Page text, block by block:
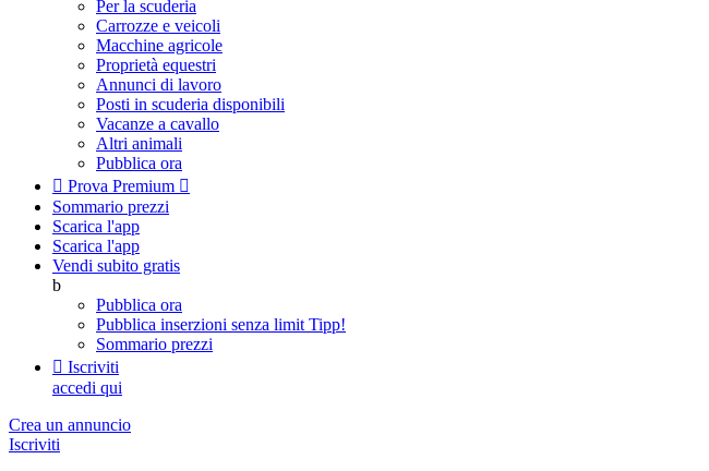
Per la scuderia
Carrozze e veicoli
Macchine agricole
Proprietà equestri
Annunci di lavoro
Posti in scuderia disponibili
Vacanze a cavallo
Altri animali
Pubblica ora
 Prova Premium 
Sommario prezzi
Scarica l'app
Scarica l'app
Vendi subito gratis
b
Pubblica ora
Pubblica inserzioni senza limit Tipp!
Sommario prezzi
 Iscriviti
accedi qui
Crea un annuncio
Iscriviti